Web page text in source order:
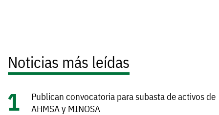
Noticias más leídas
Publican convocatoria para subasta de activos de
AHMSA y MINOSA